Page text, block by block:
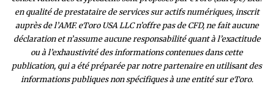
en qualité de prestataire de services sur actifs numériques, inscrit
auprès de l’AMF. eToro USA LLC n’offre pas de CFD, ne fait aucune
déclaration et n’assume aucune responsabilité quant à l’exactitude
ou à l’exhaustivité des informations contenues dans cette
publication, qui a été préparée par notre partenaire en utilisant des
informations publiques non spécifiques à une entité sur eToro.